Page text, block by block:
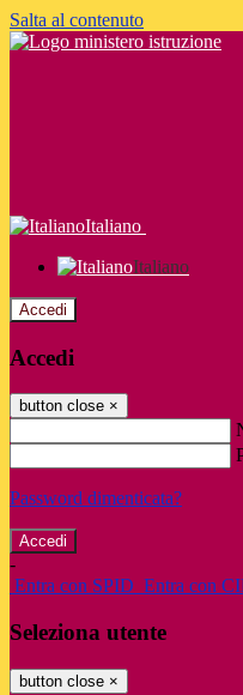
Salta al contenuto
Italiano
Italiano
Accedi
Accedi
button close ×
Password dimenticata?
-
Entra con SPID Entra con
Seleziona utente
button close ×